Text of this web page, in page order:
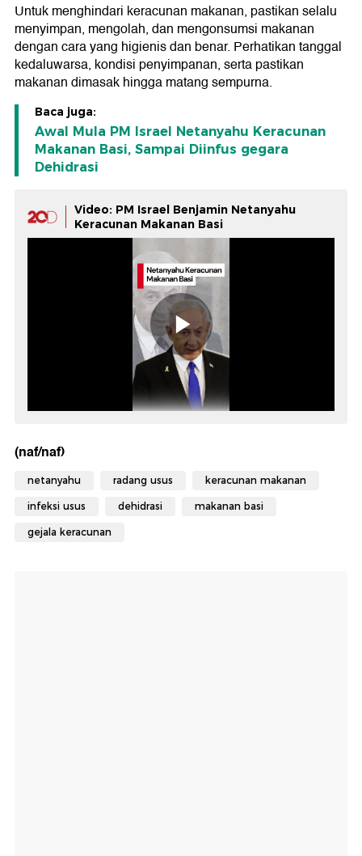
Untuk menghindari keracunan makanan, pastikan selalu
menyimpan, mengolah, dan mengonsumsi makanan
dengan cara yang higienis dan benar. Perhatikan tanggal
kedaluwarsa, kondisi penyimpanan, serta pastikan
makanan dimasak hingga matang sempurna.
Baca juga:
Awal Mula PM Israel Netanyahu Keracunan
Makanan Basi, Sampai Diinfus gegara
Dehidrasi
Video: PM Israel Benjamin Netanyahu
Keracunan Makanan Basi
(naf/naf)
netanyahu radang usus keracunan makanan
infeksi usus dehidrasi makanan basi
gejala keracunan